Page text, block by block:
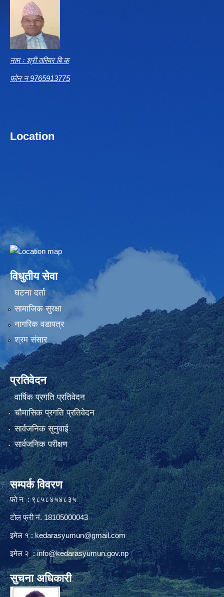
नाम ः श्री तस्विर बि क
फोन न 9765913775
Location
Embed Google Map
विधुतीय सेवा
घटना दर्ता
सामाजिक सुरक्षा
नागरिक वडापत्र
श्रम संसार
प्रतिवेदन
वार्षिक प्रगति प्रतिवेदन
चौमासिक प्रगति प्रतिवेदन
सार्वजनिक सुनुवाई
सार्वजनिक परीक्षण
सम्पर्क विवरण
फाे न : ९८५८४५४८३५
टोल फ्री नं. 18105000043
इमेल १ :kedarasyumun@gmail.com
इमेल २ :info@kedarasyumun.gov.np
सुचना अधिकारी